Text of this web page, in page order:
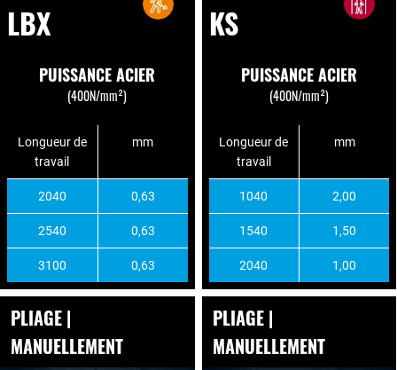
LBX
PUISSANCE ACIER
(400N/mm²)
Longueur de
travail
mm
2040 0,63
2540 0,63
3100 0,63
KS
PUISSANCE ACIER
(400N/mm²)
Longueur de
travail
mm
1040 2,00
1540 1,50
2040 1,00
PLIAGE |
MANUELLEMENT
PLIAGE |
MANUELLEMENT